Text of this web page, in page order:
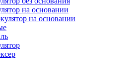
на основании
на основании